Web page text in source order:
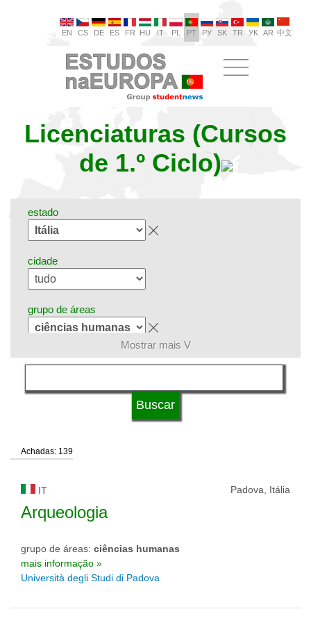
EN CS DE ES FR HU IT PL PT РУ SK TR УК AR 中文
Licenciaturas (Cursos
de 1.º Ciclo)
estado
cidade
grupo de áreas
língua
status de universidade
Mostrar mais V
Achadas: 139
IT Padova, Itália
Arqueologia
grupo de áreas: ciências humanas
mais informação »
Università degli Studi di Padova